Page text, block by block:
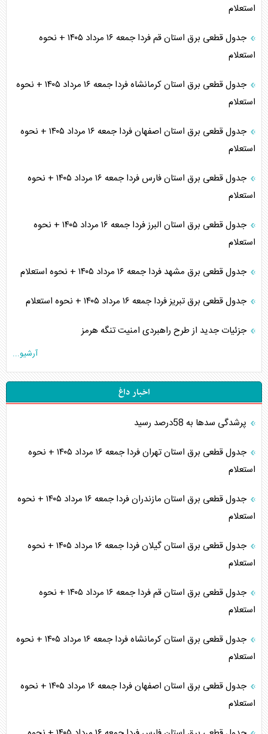
استعلام
جدول قطعی برق استان قم فردا جمعه ۱۶ مرداد ۱۴۰۵ + نحوه
استعلام
جدول قطعی برق استان کرمانشاه فردا جمعه ۱۶ مرداد ۱۴۰۵ + نحوه
استعلام
جدول قطعی برق استان اصفهان فردا جمعه ۱۶ مرداد ۱۴۰۵ + نحوه
استعلام
جدول قطعی برق استان فارس فردا جمعه ۱۶ مرداد ۱۴۰۵ + نحوه
استعلام
جدول قطعی برق استان البرز فردا جمعه ۱۶ مرداد ۱۴۰۵ + نحوه
استعلام
جدول قطعی برق مشهد فردا جمعه ۱۶ مرداد ۱۴۰۵ + نحوه استعلام
جدول قطعی برق تبریز فردا جمعه ۱۶ مرداد ۱۴۰۵ + نحوه استعلام
جزئیات جدید از طرح راهبردی امنیت تنگه هرمز
آرشیو...
اخبار داغ
پرشدگی سدها به 58درصد رسید
جدول قطعی برق استان تهران فردا جمعه ۱۶ مرداد ۱۴۰۵ + نحوه
استعلام
جدول قطعی برق استان مازندران فردا جمعه ۱۶ مرداد ۱۴۰۵ + نحوه
استعلام
جدول قطعی برق استان گیلان فردا جمعه ۱۶ مرداد ۱۴۰۵ + نحوه
استعلام
جدول قطعی برق استان قم فردا جمعه ۱۶ مرداد ۱۴۰۵ + نحوه
استعلام
جدول قطعی برق استان کرمانشاه فردا جمعه ۱۶ مرداد ۱۴۰۵ + نحوه
استعلام
جدول قطعی برق استان اصفهان فردا جمعه ۱۶ مرداد ۱۴۰۵ + نحوه
استعلام